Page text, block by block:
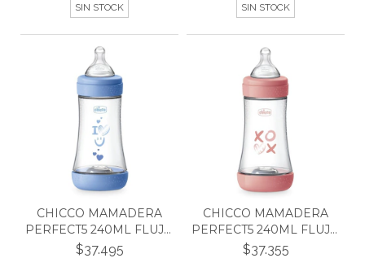
SIN STOCK SIN STOCK
CHICCO MAMADERA
PERFECT5 240ML FLUJO
MED...
$37.495
CHICCO MAMADERA
PERFECT5 240ML FLUJO
MED...
$37.355